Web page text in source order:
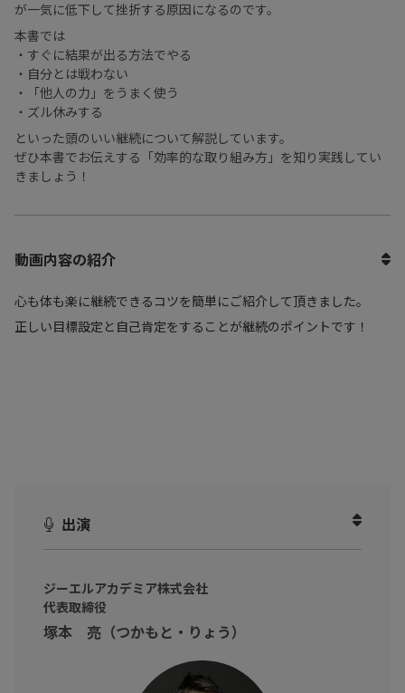
が一気に低下して挫折する原因になるのです。
本書では
・すぐに結果が出る方法でやる
・自分とは戦わない
・「他人の力」をうまく使う
・ズル休みする
といった頭のいい継続について解説しています。
ぜひ本書でお伝えする「効率的な取り組み方」を知り実践してい
きましょう！
動画内容の紹介
心も体も楽に継続できるコツを簡単にご紹介して頂きました。
正しい目標設定と自己肯定をすることが継続のポイントです！
出演
ジーエルアカデミア株式会社
代表取締役
塚本 亮（つかもと・りょう）